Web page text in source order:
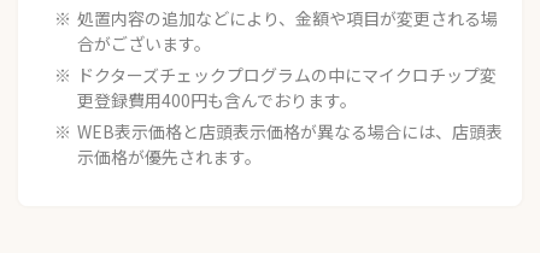
処置内容の追加などにより、金額や項目が変更される場
合がございます。
ドクターズチェックプログラムの中にマイクロチップ変
更登録費用400円も含んでおります。
WEB表示価格と店頭表示価格が異なる場合には、店頭表
示価格が優先されます。